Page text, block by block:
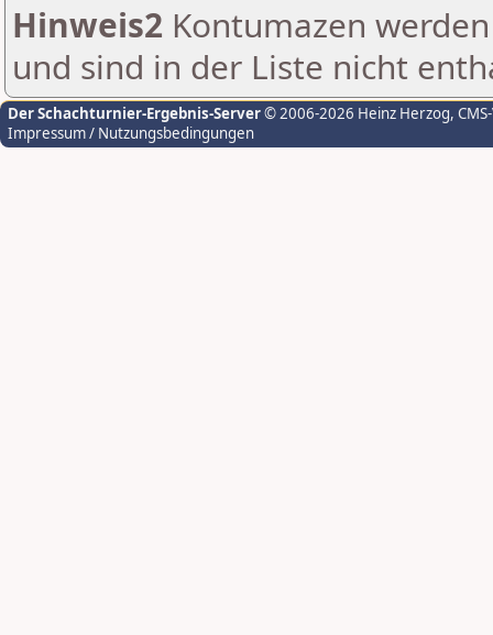
Hinweis2 Kontumazen
und sind in der Liste nicht
Der Schachturnier-Ergebnis-Server© 2006-2026 Heinz Herzog,
Impressum / Nutzungsbedingungen